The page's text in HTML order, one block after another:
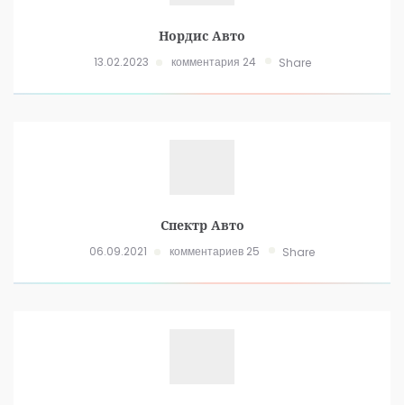
Нордис Авто
13.02.2023 комментария 24 Share
Спектр Авто
06.09.2021 комментариев 25 Share